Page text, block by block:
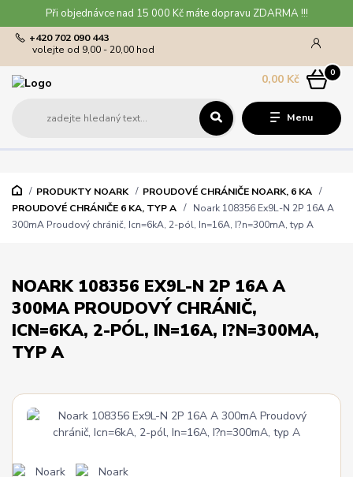
Při objednávce nad 15 000 Kč máte dopravu ZDARMA !!!
Menu
+420 702 090 443
volejte od 9,00 - 20,00 hod
0
0,00 Kč
PRODUKTY NOARK
PROUDOVÉ CHRÁNIČE NOARK, 6 KA
PROUDOVÉ CHRÁNIČE 6 KA, TYP A
Noark 108356 Ex9L-N 2P 16A A
300mA Proudový chránič, Icn=6kA, 2-pól, In=16A, I?n=300mA, typ A
NOARK 108356 EX9L-N 2P 16A A
300MA PROUDOVÝ CHRÁNIČ,
ICN=6KA, 2-PÓL, IN=16A, I?N=300MA,
TYP A